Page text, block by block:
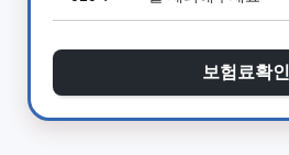
보험료확인